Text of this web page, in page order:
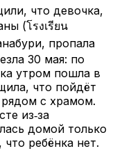
что девочка,
(โรงเรียน
пропала
30 мая: по
утром пошла в
что пойдёт
рядом с храмом.
из‑за
домой только
ребёнка нет.